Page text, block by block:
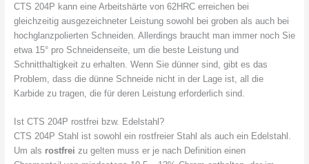
CTS 204P kann eine Arbeitshärte von 62HRC erreichen bei
gleichzeitig ausgezeichneter Leistung sowohl bei groben als auch bei
hochglanzpolierten Schneiden. Allerdings braucht man immer noch Sie
etwa 15° pro Schneidenseite, um die beste Leistung und
Schnitthaltigkeit zu erhalten. Wenn Sie dünner sind, gibt es das
Problem, dass die dünne Schneide nicht in der Lage ist, all die
Karbide zu tragen, die für deren Leistung erforderlich sind.
Ist CTS 204P rostfrei bzw. Edelstahl?
CTS 204P Stahl ist sowohl ein rostfreier Stahl als auch ein Edelstahl.
Um als rostfrei zu gelten muss er je nach Definition einen